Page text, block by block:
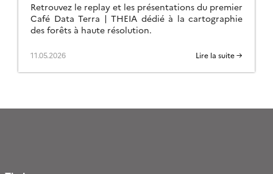
Retrouvez le replay et les présentations du premier
Café Data Terra | THEIA dédié à la cartographie
des forêts à haute résolution.
11.05.2026 Lire la suite →